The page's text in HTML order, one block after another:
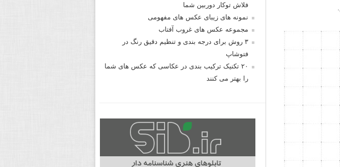
فلاش توکار دوربین شما
نمونه های زیبای عکس های مفهومی
مجموعه عکس های غروب آفتاب
۳ روش برای درجه بندی و تنظیم دقیق رنگ در
فتوشاپ
۲۰ تکنیک ترکیب بندی در عکاسی که عکس های شما
را بهتر می کنند